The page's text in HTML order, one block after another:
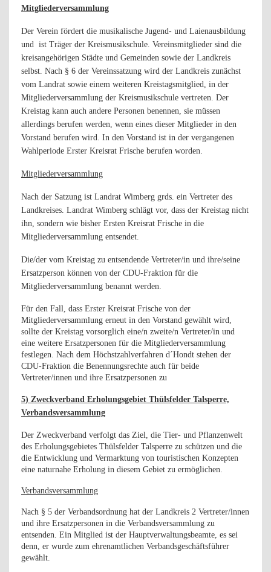
Mitgliederversammlung
Der Verein fördert die musikalische Jugend- und Laienausbildung
und ist Träger der Kreismusikschule. Vereinsmitglieder sind die
kreisangehörigen Städte und Gemeinden sowie der Landkreis
selbst. Nach § 6 der Vereinssatzung wird der Landkreis zunächst
vom Landrat sowie einem weiteren Kreistagsmitglied, in der
Mitgliederversammlung der Kreismusikschule vertreten. Der
Kreistag kann auch andere Personen benennen, sie müssen
allerdings berufen werden, wenn eines dieser Mitglieder in den
Vorstand berufen wird. In den Vorstand ist in der vergangenen
Wahlperiode Erster Kreisrat Frische berufen worden.
Mitgliederversammlung
Nach der Satzung ist Landrat Wimberg grds. ein Vertreter des
Landkreises. Landrat Wimberg schlägt vor, dass der Kreistag nicht
ihn, sondern wie bisher Ersten Kreisrat Frische in die
Mitgliederversammlung entsendet.
Die/der vom Kreistag zu entsendende Vertreter/in und ihre/seine
Ersatzperson können von der CDU-Fraktion für die
Mitgliederversammlung benannt werden.
Für den Fall, dass Erster Kreisrat Frische von der
Mitgliederversammlung erneut in den Vorstand gewählt wird,
sollte der Kreistag vorsorglich eine/n zweite/n Vertreter/in und
eine weitere Ersatzpersonen für die Mitgliederversammlung
festlegen. Nach dem Höchstzahlverfahren d´Hondt stehen der
CDU-Fraktion die Benennungsrechte auch für beide
Vertreter/innen und ihre Ersatzpersonen zu
5) Zweckverband Erholungsgebiet Thülsfelder Talsperre,
Verbandsversammlung
Der Zweckverband verfolgt das Ziel, die Tier- und Pflanzenwelt
des Erholungsgebietes Thülsfelder Talsperre zu schützen und die
die Entwicklung und Vermarktung von touristischen Konzepten
eine naturnahe Erholung in diesem Gebiet zu ermöglichen.
Verbandsversammlung
Nach § 5 der Verbandsordnung hat der Landkreis 2 Vertreter/innen
und ihre Ersatzpersonen in die Verbandsversammlung zu
entsenden. Ein Mitglied ist der Hauptverwaltungsbeamte, es sei
denn, er wurde zum ehrenamtlichen Verbandsgeschäftsführer
gewählt.